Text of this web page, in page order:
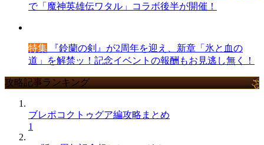
で「魔神英雄伝ワタル」コラボ後半が開催！
特集 『鈴蘭の剣』が2周年を迎え、新章「氷と血の
道」を解禁ッ！記念イベントの報酬もお見逃し無く！
攻略記事ランキング
ブレポコクトゥグア編攻略まとめ
1